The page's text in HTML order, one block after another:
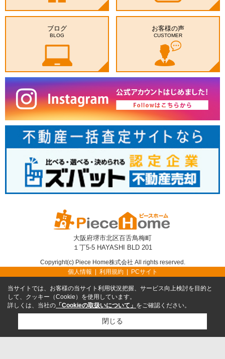
ブログ
BLOG
お客様の声
CUSTOMER
大阪府堺市北区百舌鳥梅町
１丁5-5 HAYASHI BLD 201
Copyright(c) Piece Home株式会社 All rights reserved.
個人情報
利用規約 PCサイト
当サイトでは、お客様の当サイト利用状況把握、サービス向上検討を目的と
して、クッキー（Cookie）を使用しています。
詳しくは、当社の 「Cookieの取扱いについて」 をご確認ください。
閉じる